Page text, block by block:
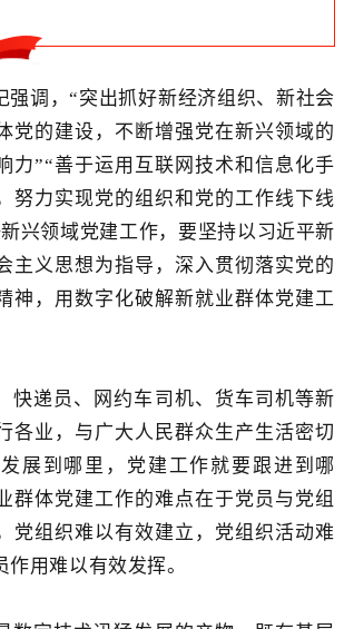
强调，“突出抓好新经济组织、新社会
党的建设，不断增强党在新兴领域的
力”“善于运用互联网技术和信息化手
努力实现党的组织和党的工作线下线
兴领域党建工作，要坚持以习近平新
主义思想为指导，深入贯彻落实党的
神，用数字化破解新就业群体党建工
快递员、网约车司机、货车司机等新
各业，与广大人民群众生产生活密切
展到哪里，党建工作就要跟进到哪
群体党建工作的难点在于党员与党组
党组织难以有效建立，党组织活动难
用难以有效发挥。